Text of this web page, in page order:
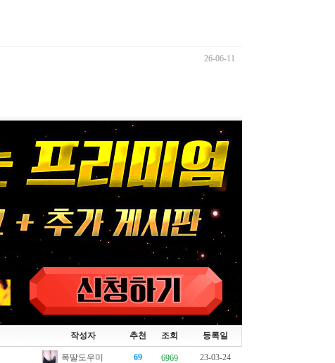
26-06-11
작성자 추천 조회 등록일
폭딸도우미 69 6969 23-03-24